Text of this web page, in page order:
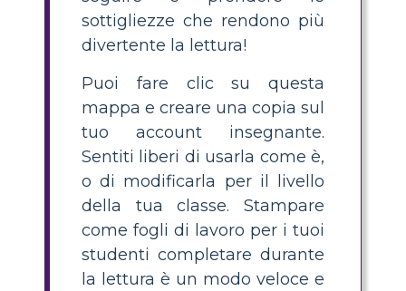
sottigliezze che rendono più
divertente la lettura!
Puoi fare clic su questa
mappa e creare una copia sul
tuo account insegnante.
Sentiti liberi di usarla come è,
o di modificarla per il livello
della tua classe. Stampare
come fogli di lavoro per i tuoi
studenti completare durante
la lettura è un modo veloce e